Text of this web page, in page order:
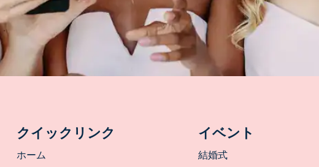
クイックリンク
ホーム
イベント
結婚式